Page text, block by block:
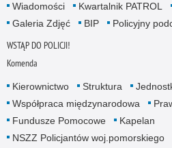
Wiadomości Kwartalnik PATROL
Galeria Zdjęć
BIP Policyjny
WSTĄP DO POLICJI!
Komenda
Kierownictwo Struktura
Współpraca międzynarodowa
Fundusze Pomocowe
Kapelan
NSZZ Policjantów woj.pomorskiego